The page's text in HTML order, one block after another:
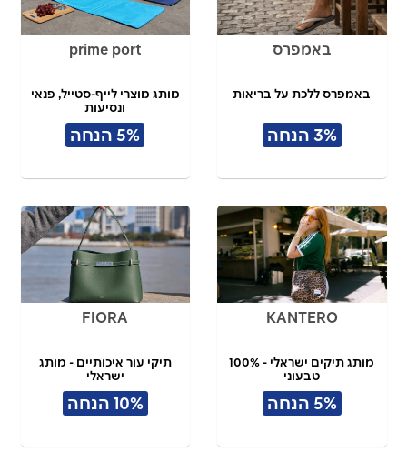
באמפרס
באמפרס ללכת על בריאות
3% הנחה
prime port
מותג מוצרי לייף-סטייל, פנאי
ונסיעות
5% הנחה
KANTERO
מותג תיקים ישראלי - 100%
טבעוני
תל אביב
5% הנחה
FIORA
תיקי עור איכותיים - מותג
ישראלי
10% הנחה